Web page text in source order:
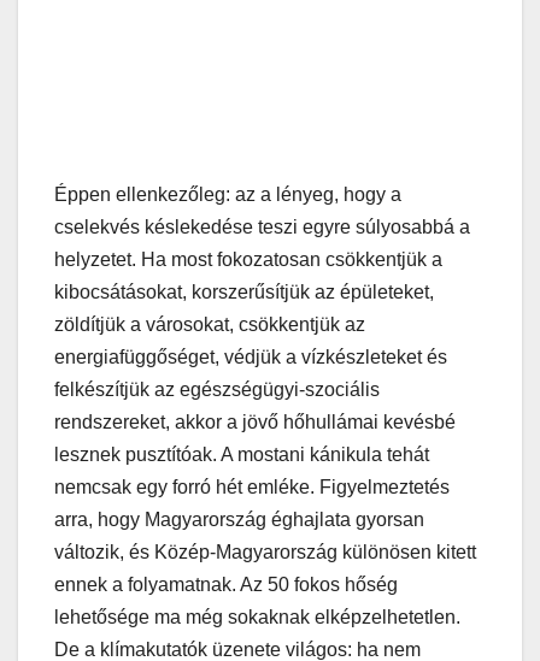
Éppen ellenkezőleg: az a lényeg, hogy a
cselekvés késlekedése teszi egyre súlyosabbá a
helyzetet. Ha most fokozatosan csökkentjük a
kibocsátásokat, korszerűsítjük az épületeket,
zöldítjük a városokat, csökkentjük az
energiafüggőséget, védjük a vízkészleteket és
felkészítjük az egészségügyi-szociális
rendszereket, akkor a jövő hőhullámai kevésbé
lesznek pusztítóak. A mostani kánikula tehát
nemcsak egy forró hét emléke. Figyelmeztetés
arra, hogy Magyarország éghajlata gyorsan
változik, és Közép-Magyarország különösen kitett
ennek a folyamatnak. Az 50 fokos hőség
lehetősége ma még sokaknak elképzelhetetlen.
De a klímakutatók üzenete világos: ha nem